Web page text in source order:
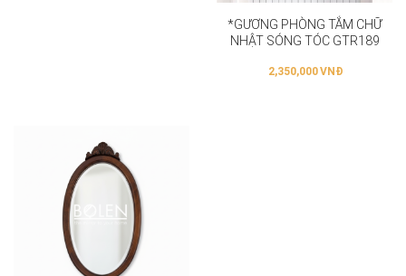
*GƯƠNG PHÒNG TẮM CHỮ
NHẬT SÓNG TÓC GTR189
2,350,000VNĐ